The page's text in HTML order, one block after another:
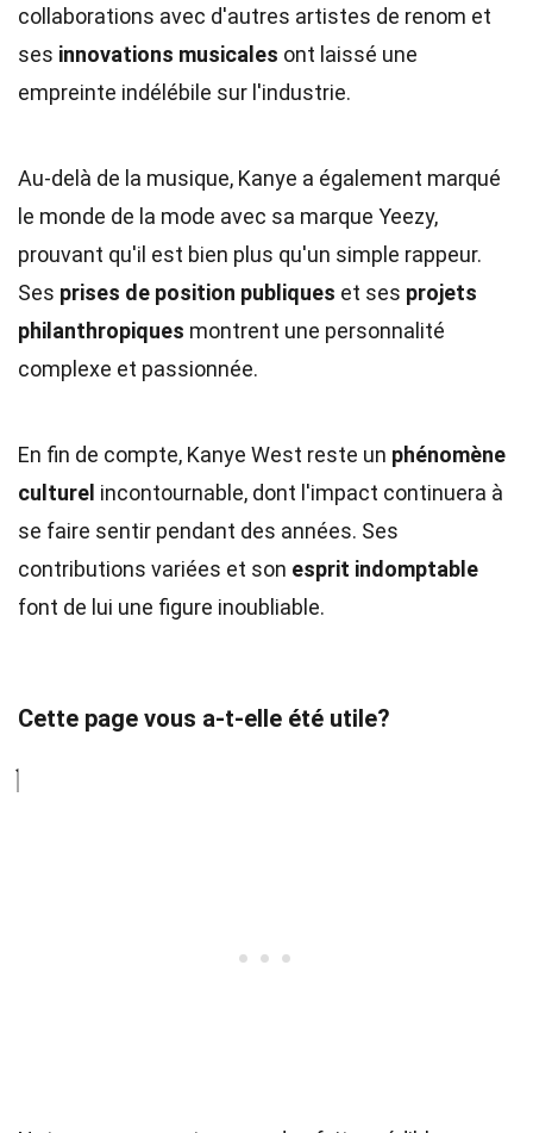
collaborations avec d'autres artistes de renom et
ses innovations musicales ont laissé une
empreinte indélébile sur l'industrie.
Au-delà de la musique, Kanye a également marqué
le monde de la mode avec sa marque Yeezy,
prouvant qu'il est bien plus qu'un simple rappeur.
Ses prises de position publiques et ses projets
philanthropiques montrent une personnalité
complexe et passionnée.
En fin de compte, Kanye West reste un phénomène
culturel incontournable, dont l'impact continuera à
se faire sentir pendant des années. Ses
contributions variées et son esprit indomptable
font de lui une figure inoubliable.
Cette page vous a-t-elle été utile?